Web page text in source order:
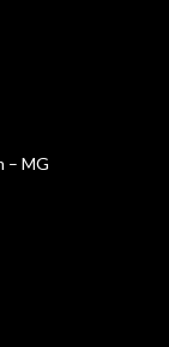
– MG